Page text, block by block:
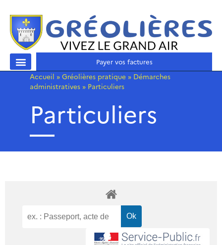
Payer vos factures
Accueil » Gréolières pratique » Démarches
administratives » Particuliers
Particuliers